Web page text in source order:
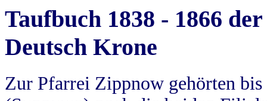
Taufbuch 1838 - 1866
Deutsch Krone
Zur Pfarrei Zippnow gehörten